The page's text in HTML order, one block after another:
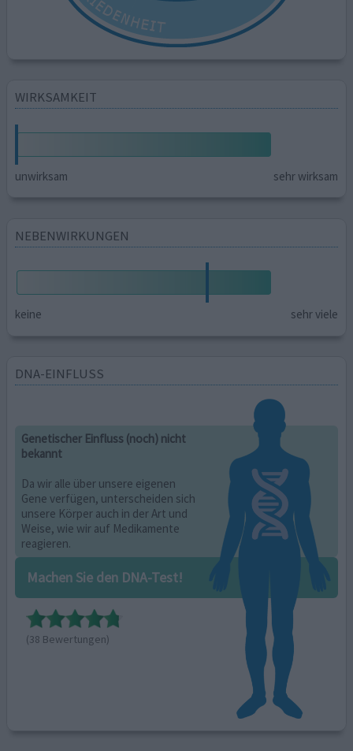
WIRKSAMKEIT
unwirksam sehr wirksam
NEBENWIRKUNGEN
keine sehr viele
DNA-EINFLUSS
Genetischer Einfluss (noch) nicht
bekannt
Da wir alle über unsere eigenen
Gene verfügen, unterscheiden sich
unsere Körper auch in der Art und
Weise, wie wir auf Medikamente
reagieren.
Machen Sie den DNA-Test!
(38 Bewertungen)